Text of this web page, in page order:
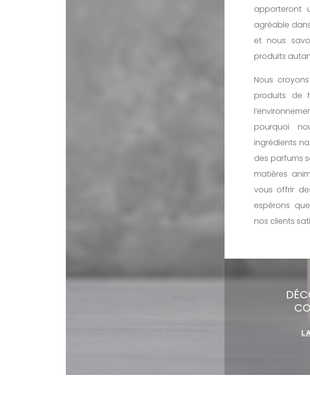
apporteront
agréable
et nous
produits
Nous
produits de
pourquoi
ingrédients
des parfums
matières
vous offrir
espérons
nos clients